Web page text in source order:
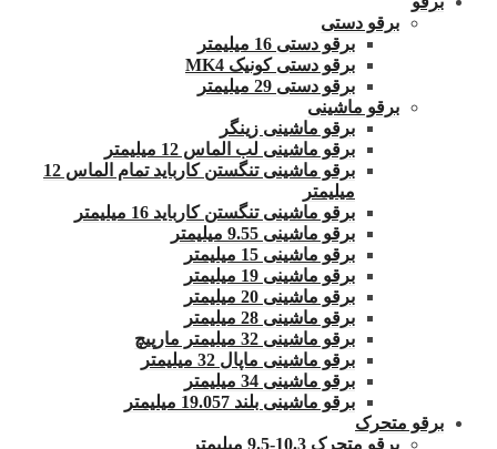
برقو دستی
برقو دستی 16 میلیمتر
برقو دستی کونیک MK4
برقو دستی 29 میلیمتر
برقو ماشینی
برقو ماشینی زینگر
برقو ماشینی لب الماس 12 میلیمتر
برقو ماشینی تنگستن کارباید تمام الماس 12
میلیمتر
برقو ماشینی تنگستن کارباید 16 میلیمتر
برقو ماشینی 9.55 میلیمتر
برقو ماشینی 15 میلیمتر
برقو ماشینی 19 میلیمتر
برقو ماشینی 20 میلیمتر
برقو ماشینی 28 میلیمتر
برقو ماشینی 32 میلیمتر مارپیچ
برقو ماشینی ماپال 32 میلیمتر
برقو ماشینی 34 میلیمتر
برقو ماشینی بلند 19.057 میلیمتر
برقو متحرک
برقو متحرک 10.3-9.5 میلیمتر